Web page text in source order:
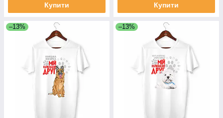
Купити Купити
–13% –13%